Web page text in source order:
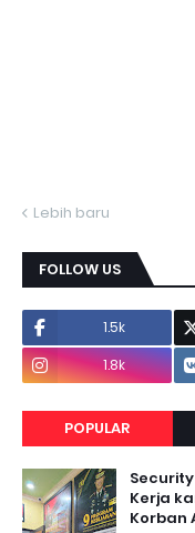
Lebih baru
FOLLOW US
1.5k
1.8k
POPULAR
Kerja
Korban